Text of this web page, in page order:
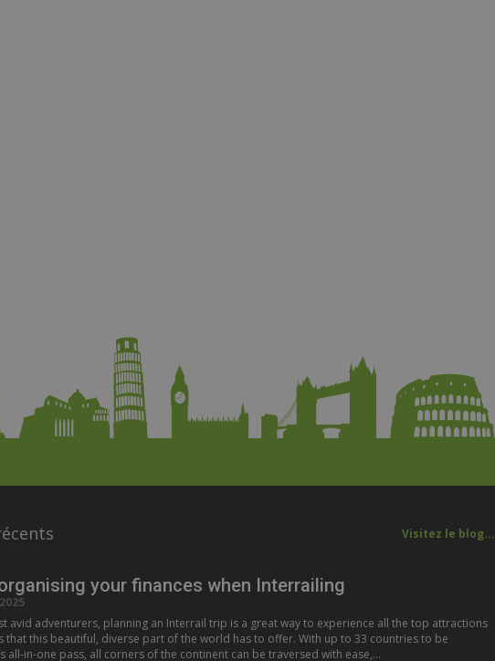
Visitez le blog...
your finances when Interrailing
avid adventurers, planning an Interrail trip is a great way to experience all the top attractions
that this beautiful, diverse part of the world has to offer. With up to 33 countries to be
all-in-one pass, all corners of the continent can be traversed with ease,…